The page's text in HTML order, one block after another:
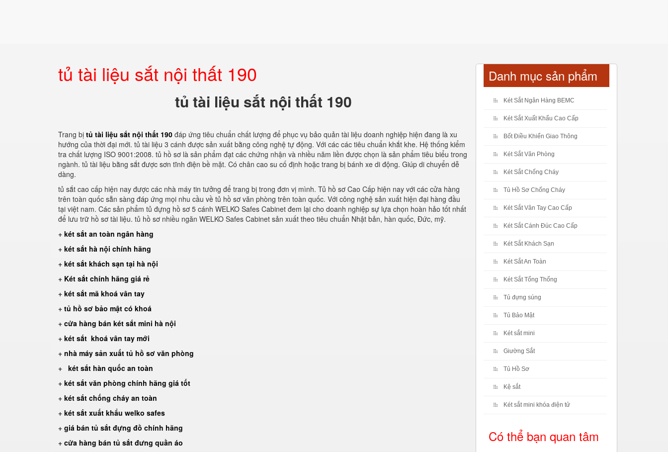
tủ tài liệu sắt nội thất 190
tủ tài liệu sắt nội thất 190
Trang bị tủ tài liệu sắt nội thất 190 đáp ứng tiêu chuẩn chất lượng để phục vụ bảo quản tài liệu doanh nghiệp hiện đang là xu
hướng của thời đại mới. tủ tài liệu 3 cánh được sản xuất bằng công nghệ tự động. Với các các tiêu chuẩn khắt khe. Hệ thống kiểm
tra chất lượng ISO 9001:2008. tủ hồ sơ là sản phẩm đạt các chứng nhận và nhiều năm liền được chọn là sản phẩm tiêu biểu trong
ngành. tủ tài liệu bằng sắt được sơn tĩnh điện bề mặt. Có chân cao su cố định hoặc trang bị bánh xe di động. Giúp di chuyển dễ
dàng.
tủ sắt cao cấp hiện nay được các nhà máy tin tưởng để trang bị trong đơn vị mình. Tủ hồ sơ Cao Cấp hiện nay với các cửa hàng
trên toàn quốc sẵn sàng đáp ứng mọi nhu cầu về tủ hồ sơ văn phòng trên toàn quốc. Với công nghệ sản xuất hiện đại hàng đầu
tại việt nam. Các sản phẩm tủ đựng hồ sơ 5 cánh WELKO Safes Cabinet đem lại cho doanh nghiệp sự lựa chọn hoàn hảo tốt nhất
để lưu trữ hồ sơ tài liệu. tủ hồ sơ nhiều ngăn WELKO Safes Cabinet sản xuất theo tiêu chuẩn Nhật bản, hàn quốc, Đức, mỹ.
+ két sắt an toàn ngân hàng
+ két sắt hà nội chính hãng
+ két sắt khách sạn tại hà nội
+ Két sắt chính hãng giá rẻ
+ két sắt mã khoá vân tay
+ tủ hồ sơ bảo mật có khoá
+ cửa hàng bán két sắt mini hà nội
+ két sắt khoá vân tay mới
+ nhà máy sản xuất tủ hồ sơ văn phòng
+ két sắt hàn quốc an toàn
+ két sắt văn phòng chính hãng giá tốt
+ két sắt chống cháy an toàn
+ két sắt xuất khẩu welko safes
+ giá bán tủ sắt đựng đồ chính hãng
+ cửa hàng bán tủ sắt đưng quần áo
Danh mục sản phẩm
Két Sắt Ngân Hàng BEMC
Két Sắt Xuất Khẩu Cao Cấp
Bốt Điều Khiển Giao Thông
Két Sắt Văn Phòng
Két Sắt Chống Cháy
Tủ Hồ Sơ Chống Cháy
Két Sắt Vân Tay Cao Cấp
Két Sắt Cánh Đúc Cao Cấp
Két Sắt Khách Sạn
Két Sắt An Toàn
Két Sắt Tổng Thống
Tủ đựng súng
Tủ Bảo Mật
Két sắt mini
Giường Sắt
Tủ Hồ Sơ
Kệ sắt
Két sắt mini khóa điện tử
Có thể bạn quan tâm